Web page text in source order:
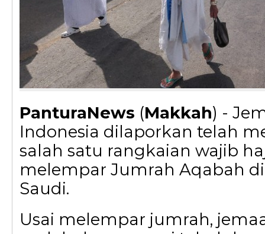
PanturaNews (Makkah) -
Indonesia dilaporkan telah
salah satu rangkaian wajib
melempar Jumrah Aqabah
Saudi.
Usai melempar jumrah,